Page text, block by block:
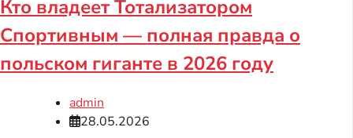
Кто владеет Тотализатором
Спортивным — полная правда о
польском гиганте в 2026 году
admin
28.05.2026